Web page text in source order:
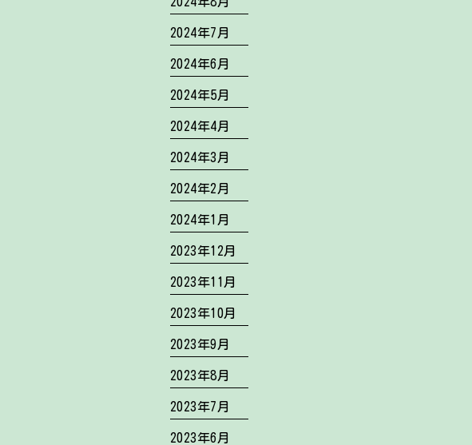
2024年7月
2024年6月
2024年5月
2024年4月
2024年3月
2024年2月
2024年1月
2023年12月
2023年11月
2023年10月
2023年9月
2023年8月
2023年7月
2023年6月